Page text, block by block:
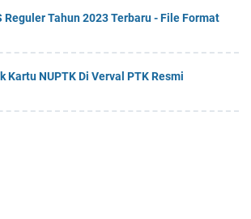
Reguler Tahun 2023 Terbaru - File Format
Kartu NUPTK Di Verval PTK Resmi